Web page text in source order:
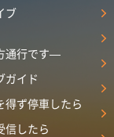
ブ
通行です―
ガイド
得ず停車したら
信したら